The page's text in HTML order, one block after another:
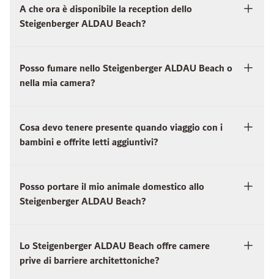
A che ora è disponibile la reception dello
Steigenberger ALDAU Beach?
Posso fumare nello Steigenberger ALDAU Beach o
nella mia camera?
Cosa devo tenere presente quando viaggio con i
bambini e offrite letti aggiuntivi?
Posso portare il mio animale domestico allo
Steigenberger ALDAU Beach?
Lo Steigenberger ALDAU Beach offre camere
prive di barriere architettoniche?